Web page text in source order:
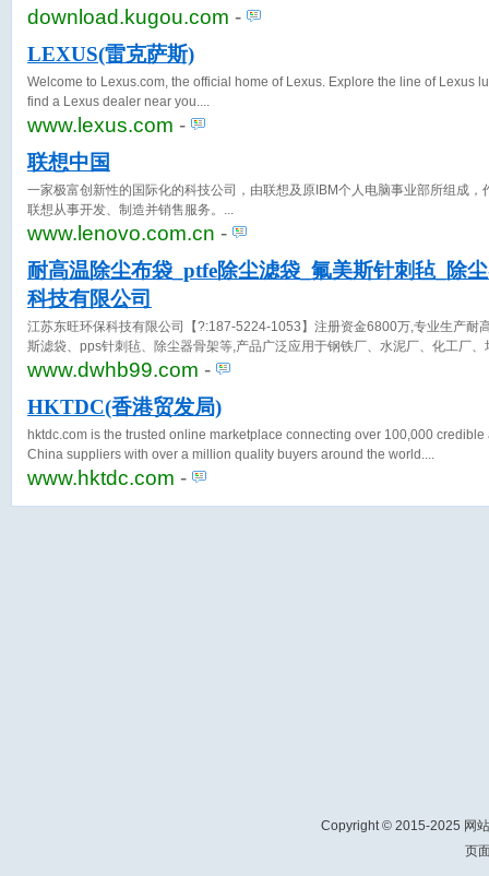
播放和下载第一选择。
download.kugou.com -
LEXUS(雷克萨斯)
Welcome to Lexus.com, the official home of Lexus. Explore the line of Lexus
find a Lexus dealer near you.
www.lexus.com -
联想中国
一家极富创新性的国际化的科技公司，由联想及原IBM个人电脑事业部所组成
联想从事开发、制造并销售服务。
www.lenovo.com.cn -
耐高温除尘布袋_ptfe除尘滤袋_氟美斯针刺毡_除
科技有限公司
江苏东旺环保科技有限公司【?:187-5224-1053】注册资金6800万,专业生产耐
斯滤袋、pps针刺毡、除尘器骨架等,产品广泛应用于钢铁厂、水泥厂、化工厂
搅拌站、面粉厂、焦化厂、燃煤生物质供暖锅炉等行业
www.dwhb99.com -
HKTDC(香港贸发局)
hktdc.com is the trusted online marketplace connecting over 100,000
China suppliers with over a million quality buyers around the world.
www.hktdc.com -
Copyright © 2015-2025 网
页